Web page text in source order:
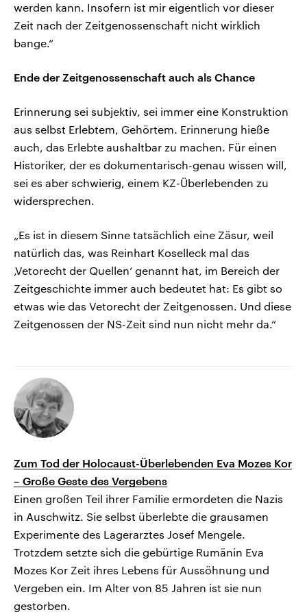
werden kann. Insofern ist mir eigentlich vor dieser
Zeit nach der Zeitgenossenschaft nicht wirklich
bange.“
Ende der Zeitgenossenschaft auch als Chance
Erinnerung sei subjektiv, sei immer eine Konstruktion
aus selbst Erlebtem, Gehörtem. Erinnerung hieße
auch, das Erlebte aushaltbar zu machen. Für einen
Historiker, der es dokumentarisch-genau wissen will,
sei es aber schwierig, einem KZ-Überlebenden zu
widersprechen.
„Es ist in diesem Sinne tatsächlich eine Zäsur, weil
natürlich das, was Reinhart Koselleck mal das
‚Vetorecht der Quellen‘ genannt hat, im Bereich der
Zeitgeschichte immer auch bedeutet hat: Es gibt so
etwas wie das Vetorecht der Zeitgenossen. Und diese
Zeitgenossen der NS-Zeit sind nun nicht mehr da.“
Zum Tod der Holocaust-Überlebenden Eva Mozes Kor
– Große Geste des Vergebens
Einen großen Teil ihrer Familie ermordeten die Nazis
in Auschwitz. Sie selbst überlebte die grausamen
Experimente des Lagerarztes Josef Mengele.
Trotzdem setzte sich die gebürtige Rumänin Eva
Mozes Kor Zeit ihres Lebens für Aussöhnung und
Vergeben ein. Im Alter von 85 Jahren ist sie nun
gestorben.